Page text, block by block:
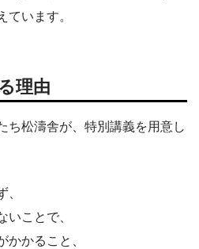
ています。
理由
ち松濤舎が、特別講義を用意し
ことで、
かること、